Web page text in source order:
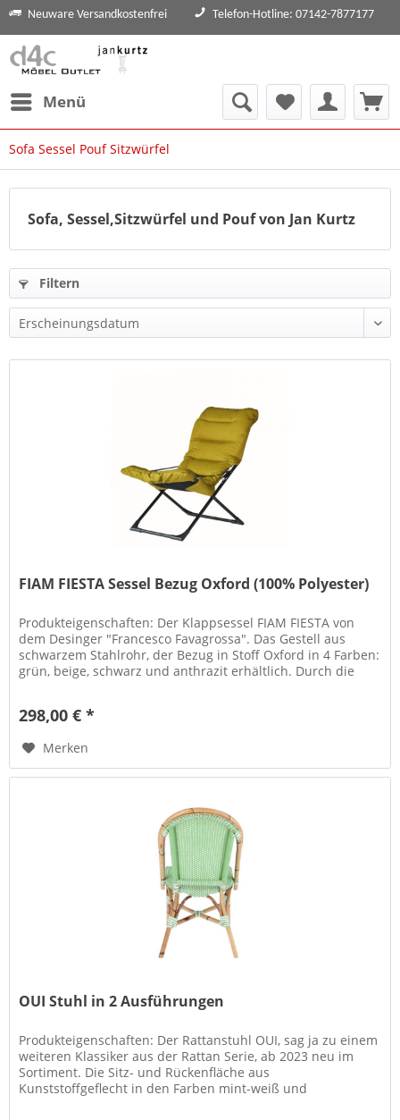
Neuware Versandkostenfrei Telefon-Hotline: 07142-7877177
Menü
Sofa Sessel Pouf Sitzwürfel
Sofa, Sessel,Sitzwürfel und Pouf von Jan Kurtz
Filtern
FIAM FIESTA Sessel Bezug Oxford (100% Polyester)
Produkteigenschaften: Der Klappsessel FIAM FIESTA von
dem Desinger "Francesco Favagrossa". Das Gestell aus
schwarzem Stahlrohr, der Bezug in Stoff Oxford in 4 Farben:
grün, beige, schwarz und anthrazit erhältlich. Durch die
298,00 € *
Merken
OUI Stuhl in 2 Ausführungen
Produkteigenschaften: Der Rattanstuhl OUI, sag ja zu einem
weiteren Klassiker aus der Rattan Serie, ab 2023 neu im
Sortiment. Die Sitz- und Rückenfläche aus
Kunststoffgeflecht in den Farben mint-weiß und